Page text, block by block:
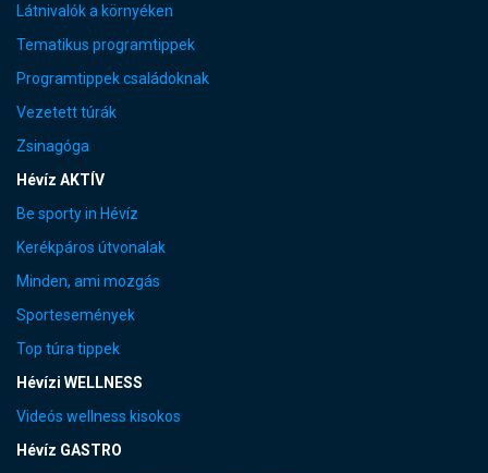
Látnivalók a környéken
Tematikus programtippek
Programtippek családoknak
Vezetett túrák
Zsinagóga
Hévíz AKTÍV
Be sporty in Hévíz
Kerékpáros útvonalak
Minden, ami mozgás
Sportesemények
Top túra tippek
Hévízi WELLNESS
Videós wellness kisokos
Hévíz GASTRO